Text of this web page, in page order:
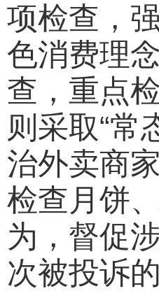
项检查，
色消费理
查，重点
则采取“常
治外卖商
检查月饼
为，督促
次被投诉